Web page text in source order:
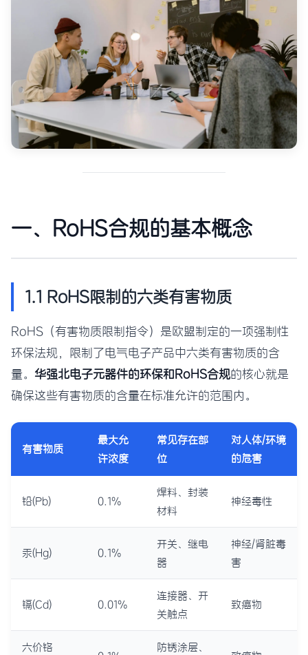
一、RoHS合规的基本概念
1.1 RoHS限制的六类有害物质
RoHS（有害物质限制指令）是欧盟制定的一项强制性
环保法规，限制了电气电子产品中六类有害物质的含
量。 华强北电子元器件的环保和RoHS合规的核心就是
确保这些有害物质的含量在标准允许的范围内。
有害物质
最大允
许浓度
常见存在部
位
对人体/环境
的危害
铅(Pb) 0.1%
焊料、封装
材料
神经毒性
汞(Hg) 0.1%
开关、继电
器
神经/肾脏毒
害
镉(Cd) 0.01%
连接器、开
关触点
致癌物
六价铬 防锈涂层、